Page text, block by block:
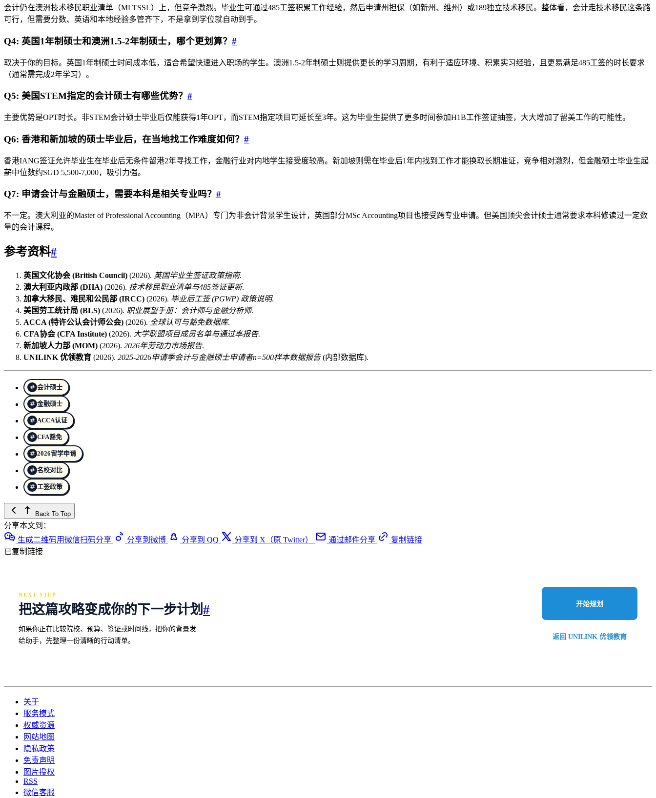
会计仍在澳洲技术移民职业清单（MLTSSL）上，但竞争激烈。毕业生可通过485工签积累工作经验，然后申请州担保（如新州、维州）或189独立技术移民。整体看，会计走技术移民这条路
可行，但需要分数、英语和本地经验多管齐下，不是拿到学位就自动到手。
Q4: 英国1年制硕士和澳洲1.5-2年制硕士，哪个更划算？ #
取决于你的目标。英国1年制硕士时间成本低，适合希望快速进入职场的学生。澳洲1.5-2年制硕士则提供更长的学习周期，有利于适应环境、积累实习经验，且更易满足485工签的时长要求
（通常需完成2年学习）。
Q5: 美国STEM指定的会计硕士有哪些优势？ #
主要优势是OPT时长。非STEM会计硕士毕业后仅能获得1年OPT，而STEM指定项目可延长至3年。这为毕业生提供了更多时间参加H1B工作签证抽签，大大增加了留美工作的可能性。
Q6: 香港和新加坡的硕士毕业后，在当地找工作难度如何？ #
香港IANG签证允许毕业生在毕业后无条件留港2年寻找工作，金融行业对内地学生接受度较高。新加坡则需在毕业后1年内找到工作才能换取长期准证，竞争相对激烈，但金融硕士毕业生起
薪中位数约SGD 5,500-7,000，吸引力强。
Q7: 申请会计与金融硕士，需要本科是相关专业吗？ #
不一定。澳大利亚的Master of Professional Accounting（MPA）专门为非会计背景学生设计，英国部分MSc Accounting项目也接受跨专业申请。但美国顶尖会计硕士通常要求本科修读过一定数
量的会计课程。
参考资料#
英国文化协会 (British Council) (2026). 英国毕业生签证政策指南.
澳大利亚内政部 (DHA) (2026). 技术移民职业清单与485签证更新.
加拿大移民、难民和公民部 (IRCC) (2026). 毕业后工签 (PGWP) 政策说明.
美国劳工统计局 (BLS) (2026). 职业展望手册：会计师与金融分析师.
ACCA (特许公认会计师公会) (2026). 全球认可与豁免数据库.
CFA协会 (CFA Institute) (2026). 大学联盟项目成员名单与通过率报告.
新加坡人力部 (MOM) (2026). 2026年劳动力市场报告.
UNILINK 优领教育 (2026). 2025-2026申请季会计与金融硕士申请者n=500样本数据报告(内部数据库).
会计硕士
金融硕士
ACCA认证
CFA豁免
2026留学申请
名校对比
工签政策
Back To Top
分享本文到：
生成二维码用微信扫码分享
分享到微博 分享到 QQ 分享到 X（原 Twitter） 通过邮件分享
复制链接
已复制链接
NEXT STEP
把这篇攻略变成你的下一步计划#
如果你正在比较院校、预算、签证或时间线，把你的背景发
给助手，先整理一份清晰的行动清单。
开始规划
返回 UNILINK 优领教育
关于
服务模式
权威资源
网站地图
隐私政策
免责声明
图片授权
RSS
微信客服